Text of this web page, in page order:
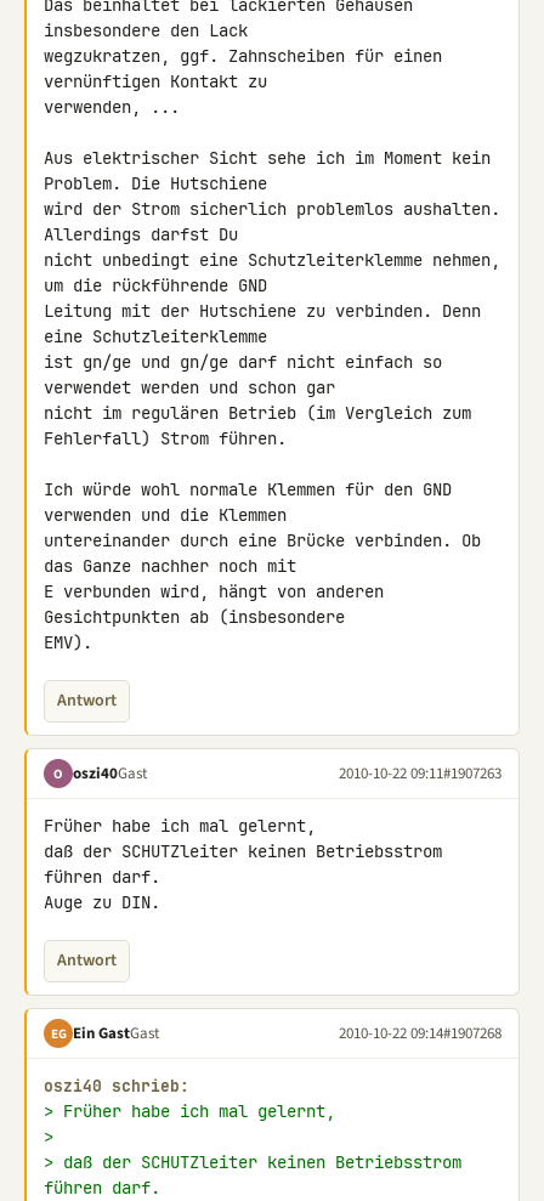
Das beinhaltet bei lackierten Gehäusen
insbesondere den Lack
wegzukratzen, ggf. Zahnscheiben für einen
vernünftigen Kontakt zu
verwenden, ...
Aus elektrischer Sicht sehe ich im Moment kein
Problem. Die Hutschiene
wird der Strom sicherlich problemlos aushalten.
Allerdings darfst Du
nicht unbedingt eine Schutzleiterklemme nehmen,
um die rückführende GND
Leitung mit der Hutschiene zu verbinden. Denn
eine Schutzleiterklemme
ist gn/ge und gn/ge darf nicht einfach so
verwendet werden und schon gar
nicht im regulären Betrieb (im Vergleich zum
Fehlerfall) Strom führen.
Ich würde wohl normale Klemmen für den GND
verwenden und die Klemmen
untereinander durch eine Brücke verbinden. Ob
das Ganze nachher noch mit
E verbunden wird, hängt von anderen
Gesichtpunkten ab (insbesondere
EMV).
Antwort
O oszi40Gast 2010-10-22 09:11#1907263
Früher habe ich mal gelernt,
daß der SCHUTZleiter keinen Betriebsstrom
führen darf.
Auge zu DIN.
Antwort
EG Ein GastGast 2010-10-22 09:14#1907268
oszi40 schrieb:
> Früher habe ich mal gelernt,
>
> daß der SCHUTZleiter keinen Betriebsstrom
führen darf.